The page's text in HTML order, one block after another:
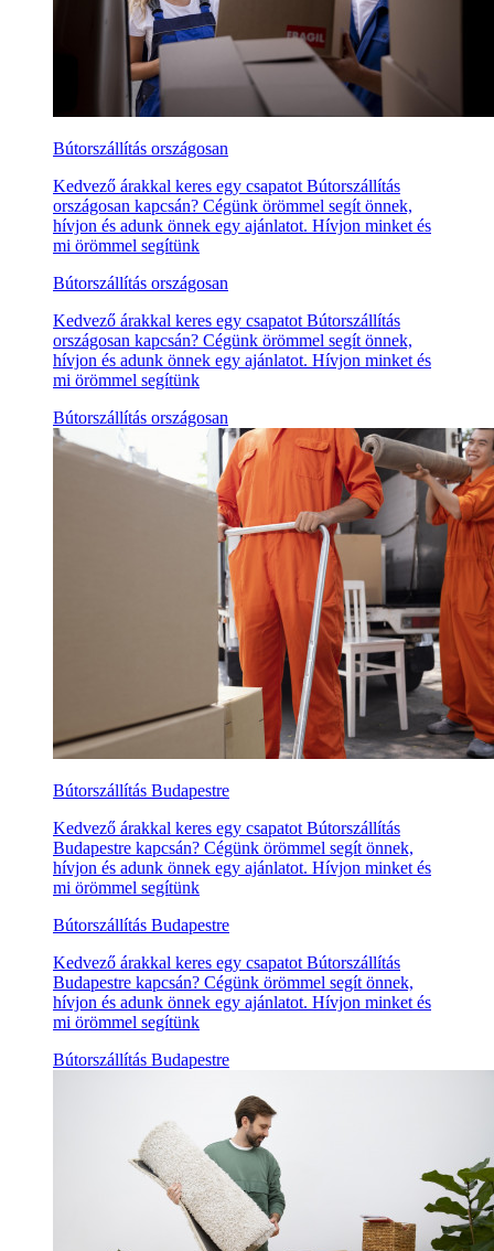
Bútorszállítás országosan
Kedvező árakkal keres egy csapatot Bútorszállítás
országosan kapcsán? Cégünk örömmel segít önnek,
hívjon és adunk önnek egy ajánlatot. Hívjon minket és
mi örömmel segítünk
Bútorszállítás országosan
Kedvező árakkal keres egy csapatot Bútorszállítás
országosan kapcsán? Cégünk örömmel segít önnek,
hívjon és adunk önnek egy ajánlatot. Hívjon minket és
mi örömmel segítünk
Bútorszállítás országosan
Bútorszállítás Budapestre
Kedvező árakkal keres egy csapatot Bútorszállítás
Budapestre kapcsán? Cégünk örömmel segít önnek,
hívjon és adunk önnek egy ajánlatot. Hívjon minket és
mi örömmel segítünk
Bútorszállítás Budapestre
Kedvező árakkal keres egy csapatot Bútorszállítás
Budapestre kapcsán? Cégünk örömmel segít önnek,
hívjon és adunk önnek egy ajánlatot. Hívjon minket és
mi örömmel segítünk
Bútorszállítás Budapestre